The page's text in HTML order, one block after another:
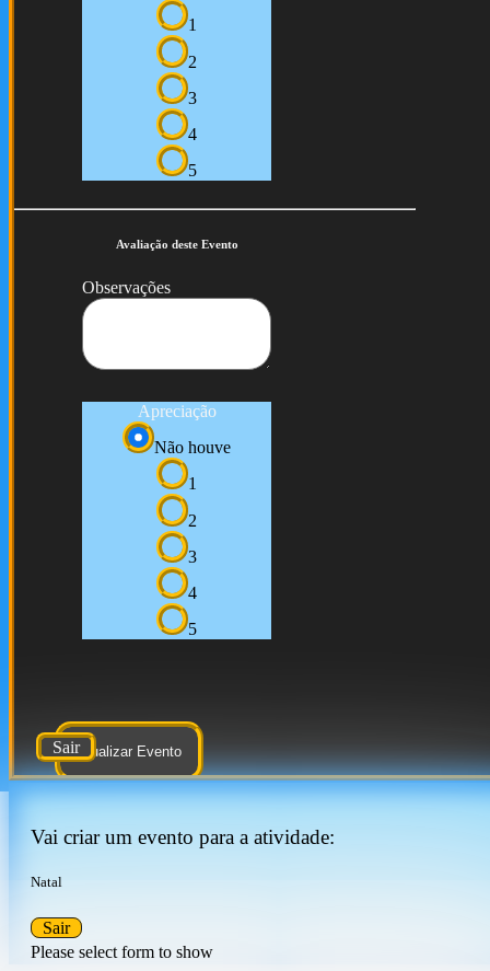
1
2
3
4
5
Avaliação deste Evento
Observações
Apreciação
Não houve
1
2
3
4
5
Atualizar Evento
Sair
Vai criar um evento para a atividade:
Natal
Please select form to show
Sair